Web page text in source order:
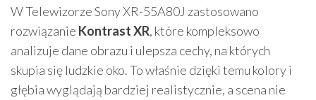
W Telewizorze Sony XR-55A80J zastosowano
rozwiązanie Kontrast XR, które kompleksowo
analizuje dane obrazu i ulepsza cechy, na których
skupia się ludzkie oko. To właśnie dzięki temu kolory i
głębia wyglądają bardziej realistycznie, a scena nie